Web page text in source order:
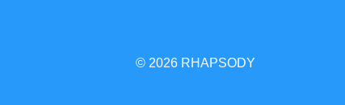
© 2026 RHAPSODY